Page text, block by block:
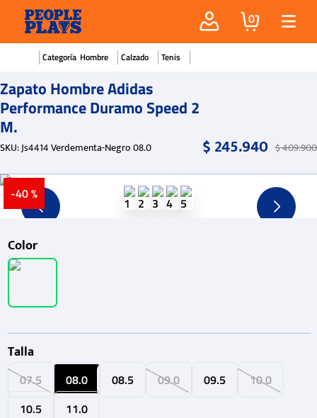
0
Hombre Calzado Tenis
Zapato Hombre Adidas
Performance Duramo Speed 2
M.
SKU:Js4414 Verdementa-Negro 08.0 $245.940 $409.900
-40 %
Color
Talla
07.5 08.0 08.5 09.0 09.5
10.0
10.5
11.0